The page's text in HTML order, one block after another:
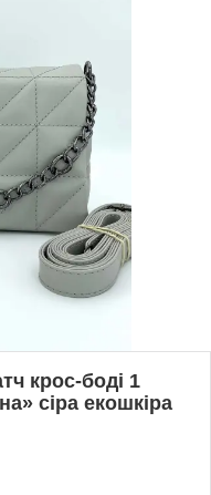
крос-боді 1
сіра екошкіра